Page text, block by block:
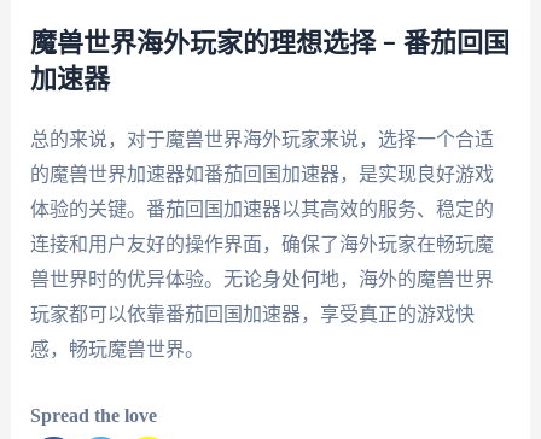
魔兽世界海外玩家的理想选择 – 番茄回国
加速器
总的来说，对于魔兽世界海外玩家来说，选择一个合适
的魔兽世界加速器如番茄回国加速器，是实现良好游戏
体验的关键。番茄回国加速器以其高效的服务、稳定的
连接和用户友好的操作界面，确保了海外玩家在畅玩魔
兽世界时的优异体验。无论身处何地，海外的魔兽世界
玩家都可以依靠番茄回国加速器，享受真正的游戏快
感，畅玩魔兽世界。
Spread the love